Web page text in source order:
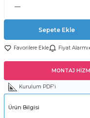
Sepete Ekle
Fiyat Alarmı
MONTAJ
Kurulum PDF'i
Ürün Bilgisi